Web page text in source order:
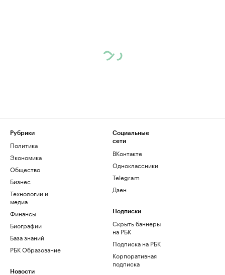
Рубрики
Политика
Экономика
Общество
Бизнес
Технологии и
медиа
Финансы
Биографии
База знаний
РБК Образование
Новости
Социальные
сети
ВКонтакте
Одноклассники
Telegram
Дзен
Подписки
Скрыть баннеры
на РБК
Подписка на РБК
Корпоративная
подписка